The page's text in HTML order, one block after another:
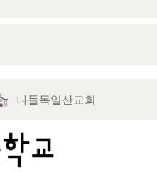
나들목일산교회